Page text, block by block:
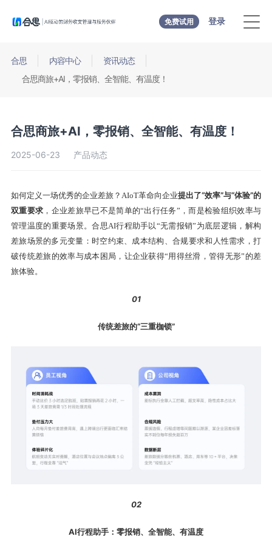
免费试用 登录
合思 内容中心
资讯动态
合思商旅+AI，零报销、全智能、有温度！
合思商旅+AI，零报销、全智能、有温度！
2025-06-23 产品动态
如何定义一场优秀的企业差旅？AIoT革命向企业提出了“效率”与“体验”的
双重要求 ，企业差旅早已不是简单的“出行任务”，而是检验组织效率与
管理温度的重要场景。合思AI行程助手以“无需报销”为底层逻辑，解构
差旅场景的多元变量：时空约束、成本结构、合规要求和人性需求，打
破传统差旅的效率与成本困局，让企业获得“用得丝滑，管得无形”的差
旅体验。
01
传统差旅的“三重枷锁”
02
AI行程助手：零报销、全智能、有温度